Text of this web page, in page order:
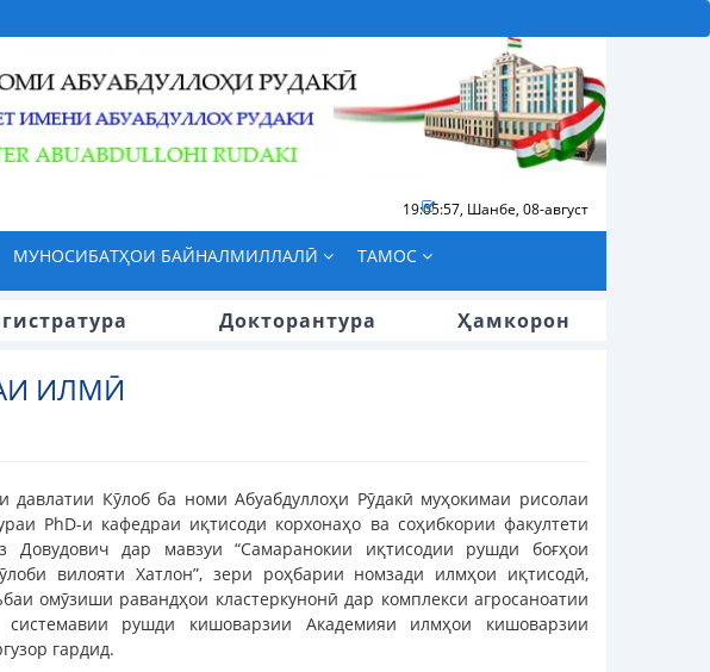
19:05:58, Шанбе, 08-август
МУНОСИБАТҲОИ БАЙНАЛМИЛЛАЛӢ ТАМОС
Докторантура Ҳамкорон
ИЛМӢ
давлатии Кӯлоб ба номи Абуабдуллоҳи Рӯдакӣ муҳокимаи рисолаи
PhD-и кафедраи иқтисоди корхонаҳо ва соҳибкории факултети
Довудович дар мавзуи “Самаранокии иқтисодии рушди боғҳои
вилояти Хатлон”, зери роҳбарии номзади илмҳои иқтисодӣ,
омӯзиши равандҳои кластеркунонӣ дар комплекси агросаноатии
системавии рушди кишоварзии Академияи илмҳои кишоварзии
гардид.